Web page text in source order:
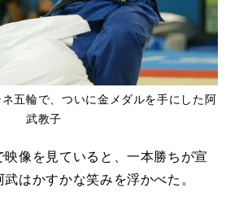
五輪で、ついに金メダルを手にした阿
武教子
像を見ていると、一本勝ちが宣
はかすかな笑みを浮かべた。